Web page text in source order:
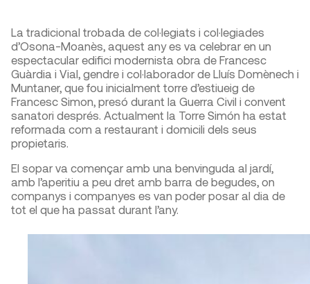
La tradicional trobada de col·legiats i col·legiades
d’Osona-Moanès, aquest any es va celebrar en un
espectacular edifici modernista obra de Francesc
Guàrdia i Vial, gendre i col·laborador de Lluís Domènech i
Muntaner, que fou inicialment torre d’estiueig de
Francesc Simon, presó durant la Guerra Civil i convent
sanatori després. Actualment la Torre Simón ha estat
reformada com a restaurant i domicili dels seus
propietaris.
El sopar va començar amb una benvinguda al jardí,
amb l’aperitiu a peu dret amb barra de begudes, on
companys i companyes es van poder posar al dia de
tot el que ha passat durant l’any.